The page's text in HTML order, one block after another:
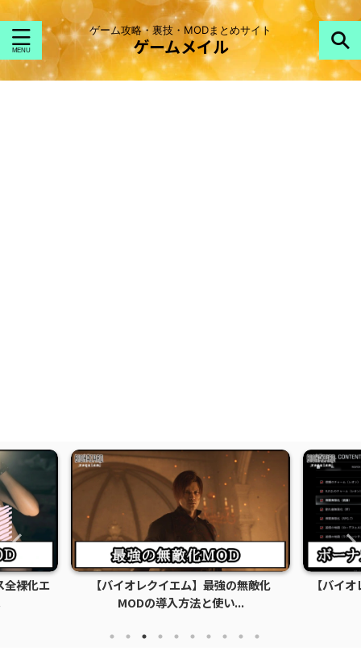
ゲーム攻略・裏技・MODまとめサイト
ゲームメイル
無敵化
【バイオレクイエム】ボーナスコンテン
ツロック解除MOD...
【バイ